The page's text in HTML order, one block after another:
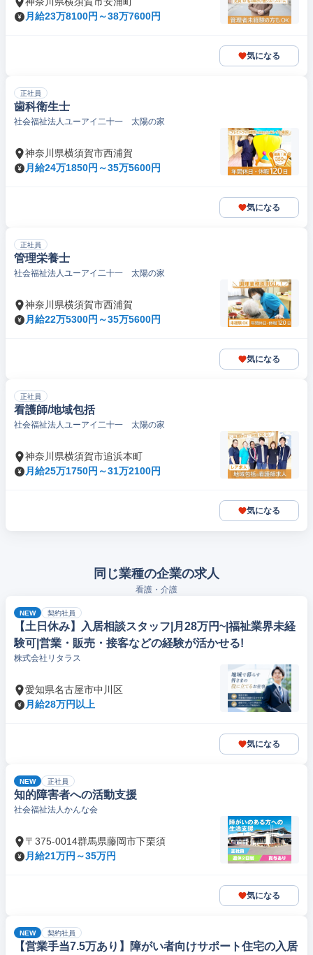
月給23万8100円～38万7600円
気になる
正社員
歯科衛生士
社会福祉法人ユーアイ二十一 太陽の家
神奈川県横須賀市西浦賀
月給24万1850円～35万5600円
気になる
正社員
管理栄養士
社会福祉法人ユーアイ二十一 太陽の家
神奈川県横須賀市西浦賀
月給22万5300円～35万5600円
気になる
正社員
看護師/地域包括
社会福祉法人ユーアイ二十一 太陽の家
神奈川県横須賀市追浜本町
月給25万1750円～31万2100円
気になる
同じ業種の企業の求人
看護・介護
NEW 契約社員
【土日休み】入居相談スタッフ|月28万円~|福祉業界未経
験可|営業・販売・接客などの経験が活かせる!
株式会社リタラス
愛知県名古屋市中川区
月給28万円以上
気になる
NEW 正社員
知的障害者への活動支援
社会福祉法人かんな会
〒375-0014群馬県藤岡市下栗須
月給21万円～35万円
気になる
NEW 契約社員
【営業手当7.5万あり】障がい者向けサポート住宅の入居